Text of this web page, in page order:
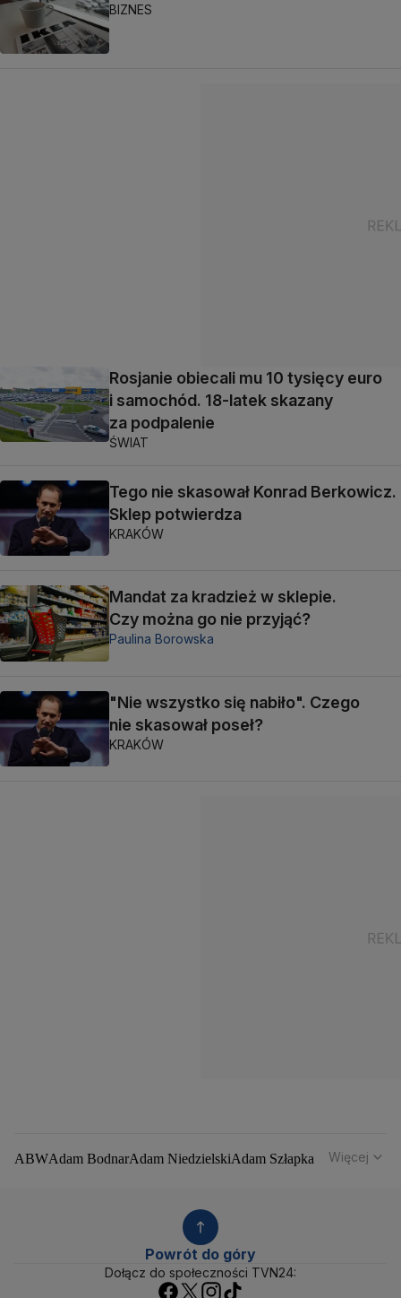
BIZNES
Rosjanie obiecali mu 10 tysięcy euro
i samochód. 18-latek skazany
za podpalenie
ŚWIAT
Tego nie skasował Konrad Berkowicz.
Sklep potwierdza
KRAKÓW
Mandat za kradzież w sklepie.
Czy można go nie przyjąć?
Paulina Borowska
"Nie wszystko się nabiło". Czego
nie skasował poseł?
KRAKÓW
ABWAdam BodnarAdam NiedzielskiAdam Szłapka
Aleksander Kwaśniewski
Alert RCB
Ambasada USA w Polsce
Andrzej Duda Białoruś
Biuro Bezpieczeństwa Narodowego
Więcej
Powrót do góry
Dołącz do społeczności TVN24: